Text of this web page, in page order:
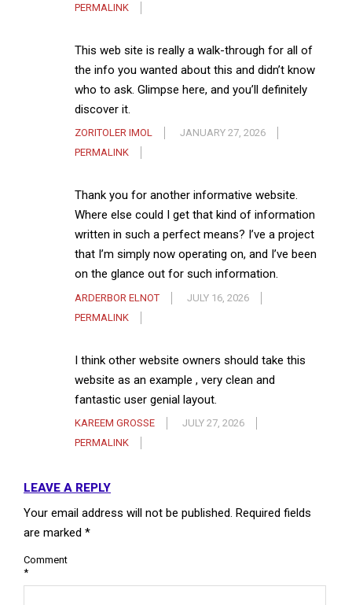
PERMALINK
This web site is really a walk-through for all of
the info you wanted about this and didn’t know
who to ask. Glimpse here, and you’ll definitely
discover it.
ZORITOLER IMOL
JANUARY 27, 2026
PERMALINK
Thank you for another informative website.
Where else could I get that kind of information
written in such a perfect means? I’ve a project
that I’m simply now operating on, and I’ve been
on the glance out for such information.
ARDERBOR ELNOT
JULY 16, 2026
PERMALINK
I think other website owners should take this
website as an example , very clean and
fantastic user genial layout.
KAREEM GROSSE
JULY 27, 2026
PERMALINK
LEAVE A REPLY
Your email address will not be published. Required fields
are marked *
Comment
*